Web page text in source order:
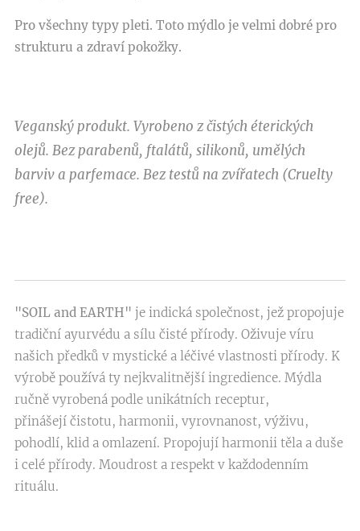
Pro všechny typy pleti. Toto mýdlo je velmi dobré pro
strukturu a zdraví pokožky.
Veganský produkt. Vyrobeno z čistých éterických
olejů. Bez parabenů, ftalátů, silikonů, umělých
barviv a parfemace. Bez testů na zvířatech (Cruelty
free).
"SOIL and EARTH" je indická společnost, jež propojuje
tradiční ayurvédu a sílu čisté přírody. Oživuje víru
našich předků v mystické a léčivé vlastnosti přírody. K
výrobě používá ty nejkvalitnější ingredience. Mýdla
ručně vyrobená podle unikátních receptur,
přinášejí čistotu, harmonii, vyrovnanost, výživu,
pohodlí, klid a omlazení. Propojují harmonii těla a duše
i celé přírody. Moudrost a respekt v každodenním
rituálu.